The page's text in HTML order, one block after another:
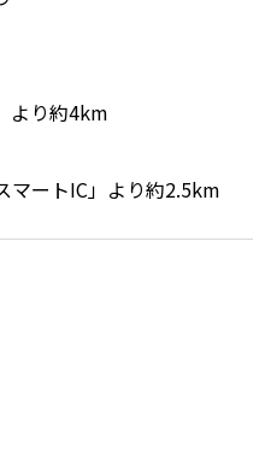
より約4km
マートIC」より約2.5km